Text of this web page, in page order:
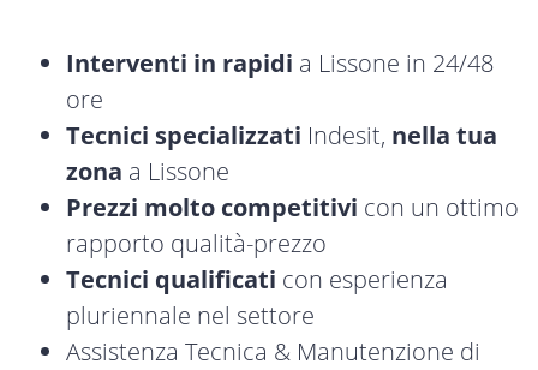
Interventi in rapidi a Lissone in 24/48
ore
Tecnici specializzati Indesit, nella tua
zona a Lissone
Prezzi molto competitivi con un ottimo
rapporto qualità-prezzo
Tecnici qualificati con esperienza
pluriennale nel settore
Assistenza Tecnica & Manutenzione di